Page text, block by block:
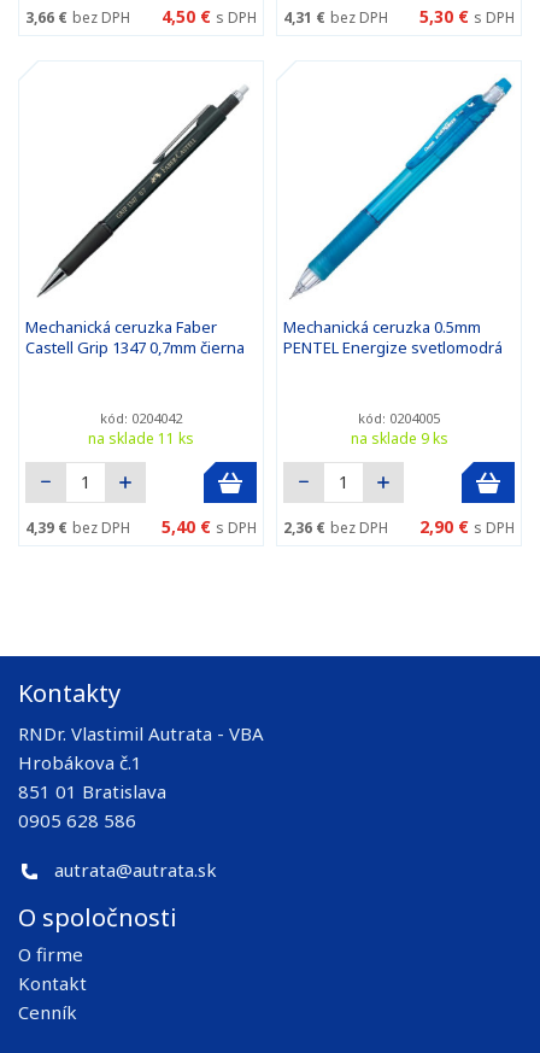
3,66 € bez DPH 4,50 € s DPH 4,31 € bez DPH 5,30 € s DPH
Mechanická ceruzka Faber
Castell Grip 1347 0,7mm čierna
kód: 0204042
na sklade 11 ks
4,39 € bez DPH 5,40 € s DPH
Mechanická ceruzka 0.5mm
PENTEL Energize svetlomodrá
kód: 0204005
na sklade 9 ks
2,36 € bez DPH 2,90 € s DPH
Kontakty
RNDr. Vlastimil Autrata - VBA
Hrobákova č.1
851 01 Bratislava
0905 628 586
autrata@autrata.sk
O spoločnosti
O firme
Kontakt
Cenník